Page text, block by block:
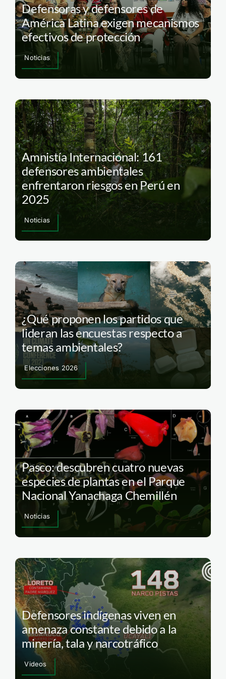
Defensoras y defensores de
América Latina exigen mecanismos
efectivos de protección
Noticias
Amnistía Internacional: 161
defensores ambientales
enfrentaron riesgos en Perú en
2025
Noticias
¿Qué proponen los partidos que
lideran las encuestas respecto a
temas ambientales?
Elecciones 2026
Pasco: descubren cuatro nuevas
especies de plantas en el Parque
Nacional Yanachaga Chemillén
Noticias
Defensores indígenas viven en
amenaza constante debido a la
minería, tala y narcotráfico
Videos